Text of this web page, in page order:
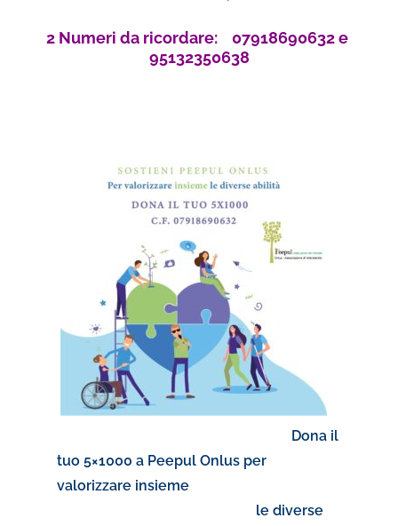
2 Numeri da ricordare: 07918690632 e
95132350638
Dona il
tuo 5×1000 a Peepul Onlus per
valorizzare insieme
le diverse